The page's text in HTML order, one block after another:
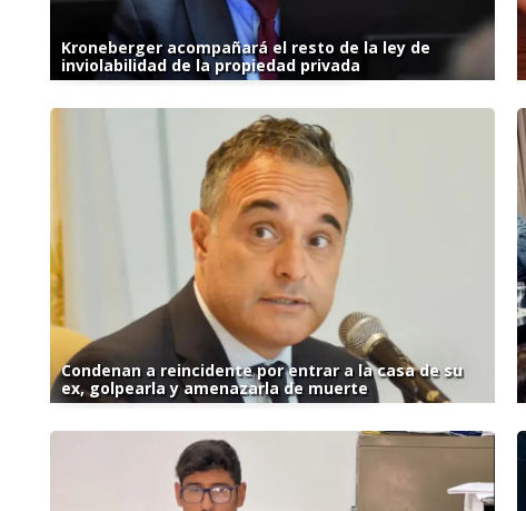
Kroneberger acompañará el resto de la ley de
inviolabilidad de la propiedad privada
Condenan a reincidente por entrar a la casa de su
ex, golpearla y amenazarla de muerte